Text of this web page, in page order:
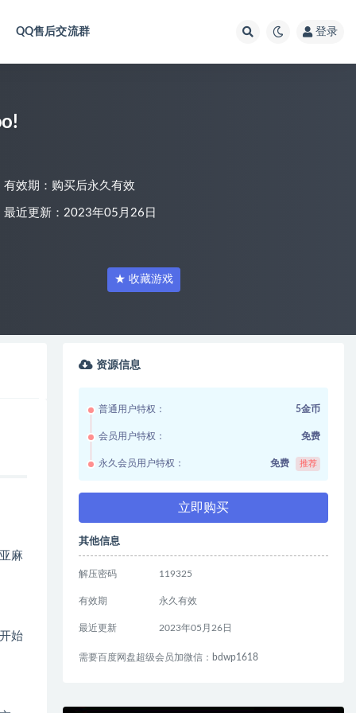
QQ售后交流群 登录
有效期：购买后永久有效
最近更新：2023年05月26日
★ 收藏游戏
麻
始
资源信息
普通用户特权： 5金币
会员用户特权： 免费
永久会员用户特权： 免费 推荐
立即购买
其他信息
解压密码 119325
有效期 永久有效
最近更新 2023年05月26日
需要百度网盘超级会员加微信：bdwp1618